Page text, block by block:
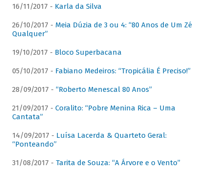
16/11/2017 - Karla da Silva
26/10/2017 - Meia Dúzia de 3 ou 4: “80 Anos de Um Zé
Qualquer”
19/10/2017 - Bloco Superbacana
05/10/2017 - Fabiano Medeiros: “Tropicália É Preciso!”
28/09/2017 - “Roberto Menescal 80 Anos”
21/09/2017 - Coralito: “Pobre Menina Rica – Uma
Cantata”
14/09/2017 - Luísa Lacerda & Quarteto Geral:
“Ponteando”
31/08/2017 - Tarita de Souza: “A Árvore e o Vento”